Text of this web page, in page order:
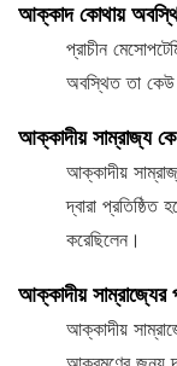
আক্কাদ কোথায়
প্রাচীন
অবস্থিত তা কেউ
আক্কাদীয় সাম্রাজ্য কে
আক্কাদীয়
দ্বারা
করেছিলেন।
আক্কাদীয় সাম্রাজ্যের
আক্কাদীয়